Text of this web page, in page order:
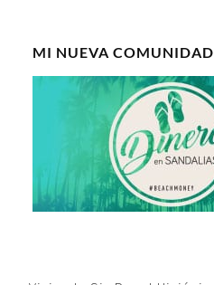
MI NUEVA COMUNIDAD